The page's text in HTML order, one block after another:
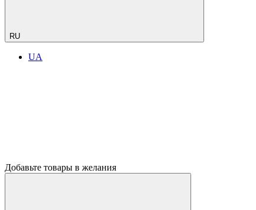
RU
UA
Добавьте товары в желания